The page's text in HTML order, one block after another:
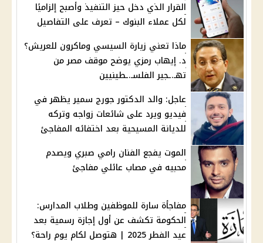
القرار الذي دخل حيز التنفيذ وأصبح إلزاميًا
لكل عملاء البنوك – تعرف على التفاصيل
ماذا تعني زيارة السيسي وماكرون للعريش؟
د. إيهاب رمزي يوضح موقف مصر من
تهـ.ـجير الفلسـ.ـطينيين
عاجل: والد الدكتور جورج سمير يظهر في
فيديو ويرد على شائعات زواجه وتركه
للديانة المسيحية بعد اختفائه المفاجئ
الموت يفجع الفنان رامي صبري ويصدم
محبيه في مصاب عائلي مفاجئ
مفاجأة سارة للموظفين وطلاب المدارس:
الحكومة تكشف عن أول إجازة رسمية بعد
عيد الفطر 2025 | هتوصل لكام يوم راحة؟